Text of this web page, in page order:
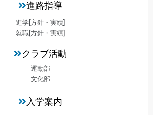
進路指導
進学[方針・実績]
就職[方針・実績]
クラブ活動
運動部
文化部
入学案内